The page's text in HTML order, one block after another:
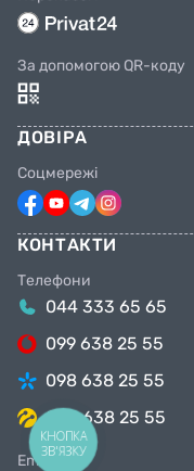
За допомогою QR-коду
ДОВІРА
Соцмережі
КОНТАКТИ
Телефони
044 333 65 65
099 638 25 55
098 638 25 55
063 638 25 55
Email
КНОПКА
ЗВ'ЯЗКУ